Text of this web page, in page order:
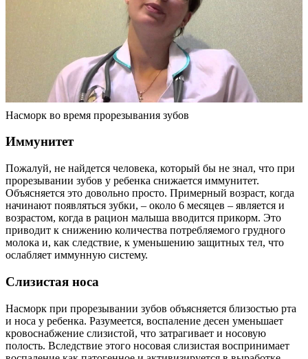
Насморк во время прорезывания зубов
Иммунитет
Пожалуй, не найдется человека, который бы не знал, что при
прорезывании зубов у ребенка снижается иммунитет.
Объясняется это довольно просто. Примерный возраст, когда
начинают появляться зубки, – около 6 месяцев – является и
возрастом, когда в рацион малыша вводится прикорм. Это
приводит к снижению количества потребляемого грудного
молока и, как следствие, к уменьшению защитных тел, что
ослабляет иммунную систему.
Слизистая носа
Насморк при прорезывании зубов объясняется близостью рта
и носа у ребенка. Разумеется, воспаление десен уменьшает
кровоснабжение слизистой, что затрагивает и носовую
полость. Вследствие этого носовая слизистая воспринимает